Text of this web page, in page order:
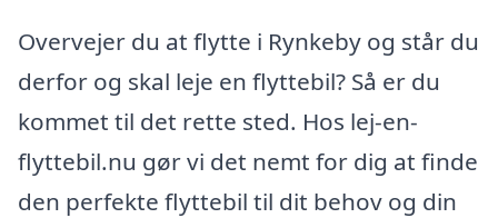
Overvejer du at flytte i Rynkeby og står du
derfor og skal leje en flyttebil? Så er du
kommet til det rette sted. Hos lej-en-
flyttebil.nu gør vi det nemt for dig at finde
den perfekte flyttebil til dit behov og din